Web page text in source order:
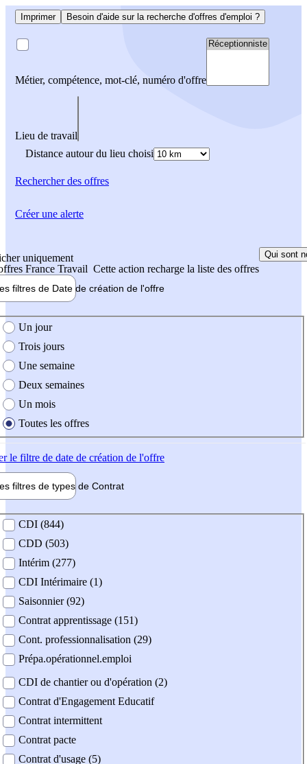
Imprimer Besoin d'aide sur la recherche d'offres d'emploi ?
Métier, compétence, mot-clé, numéro d'offre
Lieu de travail
Distance autour du lieu choisi
Rechercherdes offres
uniquement
France Travail Cette action recharge la liste des offres
Qui sont
filtres de Date de création de l'offre
création de l'offre
Un jour
Trois jours
Une semaine
Deux semaines
Un mois
Toutes les offres
le filtre de date de création de l'offre
filtres de types de Contrat
contrat
CDI (844)
CDD (503)
Intérim (277)
CDI Intérimaire (1)
Saisonnier (92)
Contrat apprentissage (151)
Cont. professionnalisation (29)
Prépa.opérationnel.emploi
CDI de chantier ou d'opération (2)
Contrat d'Engagement Educatif
Contrat intermittent
Contrat pacte
Contrat d'usage (5)
Créer une alerte